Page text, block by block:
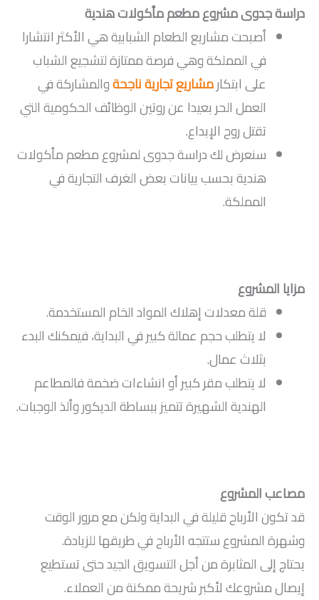
دراسة جدوى مشروع مطعم مأكولات هندية
أصبحت مشاريع الطعام الشبابية هي الأكثر انتشارا
في المملكة وهي فرصة ممتازة لتشجيع الشباب
على ابتكارمشاريع تجارية ناجحةوالمشاركة في
العمل الحر بعيدا عن روتين الوظائف الحكومية التي
تقتل روح الإبداع.
سنعرض لك دراسة جدوى لمشروع مطعم مأكولات
هندية بحسب بيانات بعض الغرف التجارية في
المملكة.
مزايا المشروع
قلة معدلات إهلاك المواد الخام المستخدمة.
لا يتطلب حجم عمالة كبير في البداية، فيمكنك البدء
بثلاث عمال.
لا يتطلب مقر كبير أو انشاءات ضخمة فالمطاعم
الهندية الشهيرة تتميز ببساطة الديكور وألذ الوجبات.
مصاعب المشروع
قد تكون الأرباح قليلة في البداية ولكن مع مرور الوقت
وشهرة المشروع ستتجه الأرباح في طريقها للزيادة.
يحتاج إلى المثابرة من أجل التسويق الجيد حتى تستطيع
إيصال مشروعك لأكبر شريحة ممكنة من العملاء.